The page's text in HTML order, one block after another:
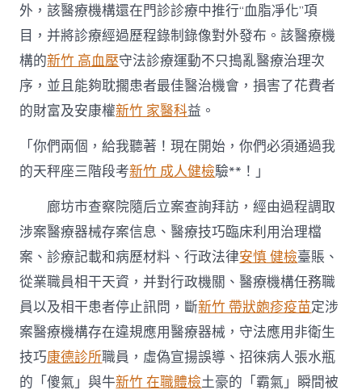
外，該醫療機構還在門診診療中推行“血脂凈化”項
目，并將診療經過歷程錄制錄像對外發布。該醫療機
構的新竹 高血壓守法診療運動不只搗亂醫療治理次
序，並且能夠耽擱患者最佳醫治機會，損害了花費者
的財富及安康權新竹 家醫科益。
「你們兩個，給我聽著！現在開始，你們必須通過我
的天秤座三階段考新竹 成人健檢驗**！」
廊坊市查察院隨后立案查詢拜訪，經由過程調取
涉案醫療器械存案信息、醫療技巧臨床利用治理檔
案、診療記載和病歷材料、行政法律安慎 健檢臺賬、
從業職員相干天資，并對行政機關、醫療機構任務職
員以及相干患者停止訊問，斷新竹 帶狀皰疹疫苗定涉
案醫療機構存在違規應用醫療器械，守法應用非衛生
技巧康德診所職員，虛偽宣揚誤導、招徠病人張水瓶
的「傻氣」與牛新竹 在職體檢土豪的「霸氣」瞬間被